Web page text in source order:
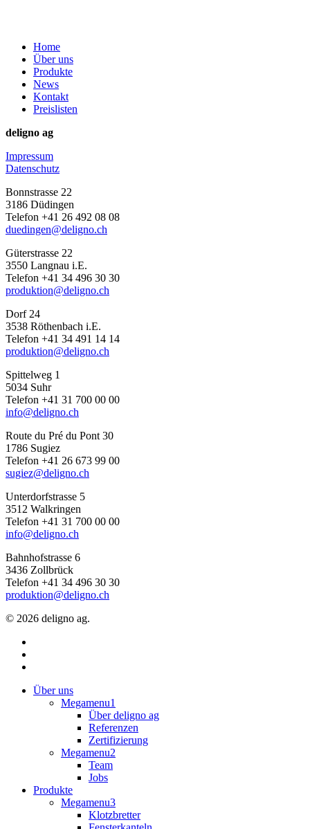
Home
Über uns
Produkte
News
Kontakt
Preislisten
deligno ag
Impressum
Datenschutz
Bonnstrasse 22
3186 Düdingen
Telefon +41 26 492 08 08
duedingen@deligno.ch
Güterstrasse 22
3550 Langnau i.E.
Telefon +41 34 496 30 30
produktion@deligno.ch
Dorf 24
3538 Röthenbach i.E.
Telefon +41 34 491 14 14
produktion@deligno.ch
Spittelweg 1
5034 Suhr
Telefon +41 31 700 00 00
info@deligno.ch
Route du Pré du Pont 30
1786 Sugiez
Telefon +41 26 673 99 00
sugiez@deligno.ch
Unterdorfstrasse 5
3512 Walkringen
Telefon +41 31 700 00 00
info@deligno.ch
Bahnhofstrasse 6
3436 Zollbrück
Telefon +41 34 496 30 30
produktion@deligno.ch
© 2026 deligno ag.
Close
Über uns
Megamenu1
Über deligno ag
Referenzen
Zertifizierung
Megamenu2
Team
Jobs
Produkte
Megamenu3
Klotzbretter